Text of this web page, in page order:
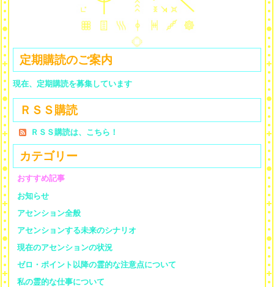
定期購読のご案内
現在、定期購読を募集しています
ＲＳＳ購読
ＲＳＳ購読は、こちら！
カテゴリー
おすすめ記事
お知らせ
アセンション全般
アセンションする未来のシナリオ
現在のアセンションの状況
ゼロ・ポイント以降の霊的な注意点について
私の霊的な仕事について